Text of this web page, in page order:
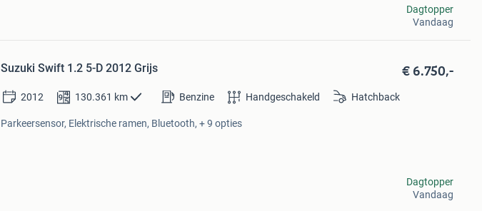
Dagtopper
Vandaag
Suzuki Swift 1.2 5-D 2012 Grijs € 6.750,-
2012 130.361 km Benzine Handgeschakeld Hatchback
Parkeersensor, Elektrische ramen, Bluetooth, + 9 opties
Dagtopper
Vandaag